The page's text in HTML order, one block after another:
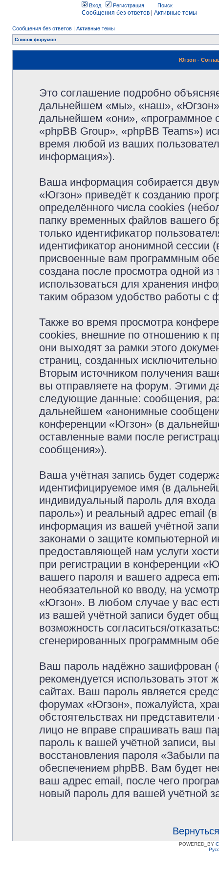
Вход Регистрация Поиск
Сообщения без ответов Активные темы
Сообщения без ответов | Активные темы
Список форумов
Югзон -
Это соглашение подробно
дальнейшем «мы», «наш»,
дальнейшем «они», «программное
«phpBB Group», «phpBB Teams»)
время любой из ваших
информация»).
Ваша информация собирается
«Югзон» приведёт к созданию
определённого числа cookies
папку временных файлов вашего
только идентификатор
идентификатор анонимной сессии
присвоенные вам программным
создана после просмотра одной
использоваться для хранения
таким образом удобство работы с
Также во время просмотра
cookies, внешние по отношению к
они выходят за рамки этого
страниц, созданных
Вторым источником получения
вы отправляете на форум. Этими
следующие данные: сообщения,
дальнейшем «анонимные
конференции «Югзон» (в
оставленные вами после
сообщения»).
Ваша учётная запись будет
идентифицируемое имя (в
индивидуальный пароль для
пароль») и реальный адрес email
информация из вашей учётной
законами о защите компьютерной
предоставляющей нам услуги
при регистрации в конференции
вашего пароля и вашего адреса
необязательной ко вводу, на
«Югзон». В любом случае у вас
из вашей учётной записи будет
возможность согласиться/
сгенерированных программным
Ваш пароль надёжно зашифрован
рекомендуется использовать этот
сайтах. Ваш пароль является
форумах «Югзон», пожалуйста,
обстоятельствах ни
лицо не вправе спрашивать ваш
пароль к вашей учётной записи,
восстановления пароля «Забыли
обеспечением phpBB. Вам будет
ваш адрес email, после чего
новый пароль для вашей учётной
POWERED_BY